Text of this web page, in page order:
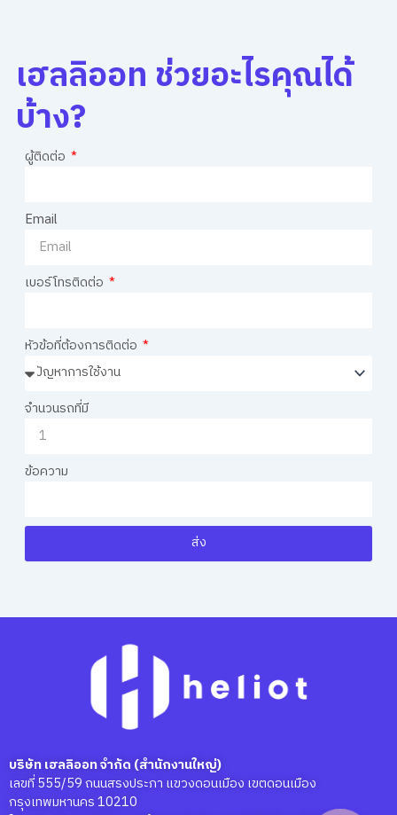
เฮลลิออท ช่วยอะไรคุณได้
บ้าง?
ผู้ติดต่อ
Email
เบอร์โทรติดต่อ
หัวข้อที่ต้องการติดต่อ
จำนวนรถที่มี
ข้อความ
ส่ง
บริษัท เฮลลิออท จำกัด (สำนักงานใหญ่)
เลขที่ 555/59 ถนนสรงประภา แขวงดอนเมือง เขตดอนเมือง
กรุงเทพมหานคร 10210